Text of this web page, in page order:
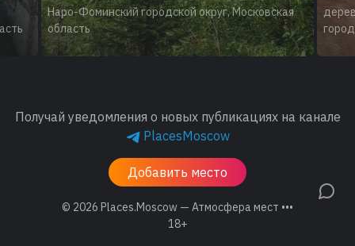
Наро-Фоминский городской округ, Московская
область
Получай уведомления о новых публикациях на канале
PlacesMoscow
Добавить место
© 2026 Places.Moscow — Атмосфера мест •••
18+